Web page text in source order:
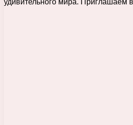
удивительного мира. Приглашаем